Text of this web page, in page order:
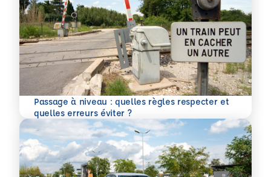
Passage à niveau : quelles règles respecter et
quelles erreurs éviter ?
En savoir plus